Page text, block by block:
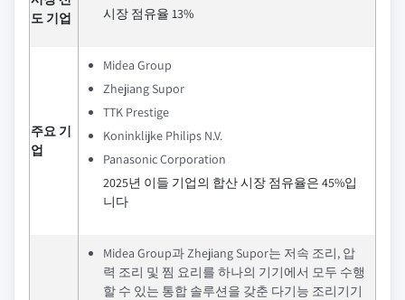
도 기업
시장 점유율 13%
주요 기
업
Midea Group
Zhejiang Supor
TTK Prestige
Koninklijke Philips N.V.
Panasonic Corporation
2025년 이들 기업의 합산 시장 점유율은 45%입
니다
Midea Group과 Zhejiang Supor는 저속 조리, 압
력 조리 및 찜 요리를 하나의 기기에서 모두 수행
할 수 있는 통합 솔루션을 갖춘 다기능 조리기기